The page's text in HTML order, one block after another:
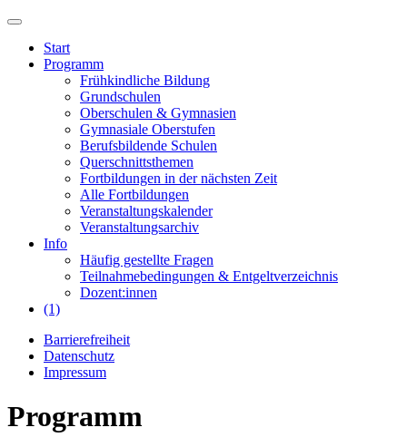
Start
Programm
Frühkindliche Bildung
Grundschulen
Oberschulen & Gymnasien
Gymnasiale Oberstufen
Berufsbildende Schulen
Querschnittsthemen
Fortbildungen in der nächsten Zeit
Alle Fortbildungen
Veranstaltungskalender
Veranstaltungsarchiv
Info
Häufig gestellte Fragen
Teilnahmebedingungen & Entgeltverzeichnis
Dozent:innen
(1)
Barrierefreiheit
Datenschutz
Impressum
Programm